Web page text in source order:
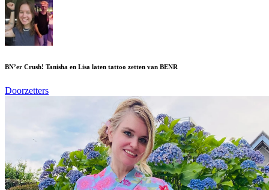
BN’er Crush! Tanisha en Lisa laten tattoo zetten van BENR
Doorzetters